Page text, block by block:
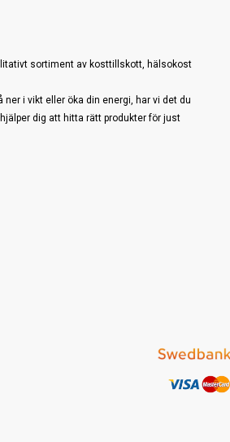
sortiment av kosttillskott, hälsokost
i vikt eller öka din energi, har vi det du
dig att hitta rätt produkter för just